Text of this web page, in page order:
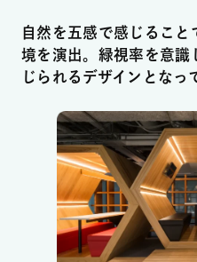
自然を五感で感じるこ
境を演出。緑視率を意識
じられるデザインとなっ